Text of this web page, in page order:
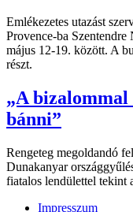
Emlékezetes utazást
Provence-ba
május 12-19. között. A
részt.
„A bizalommal
bánni”
Rengeteg megoldandó
Dunakanyar
fiatalos lendülettel tekint
Impresszum